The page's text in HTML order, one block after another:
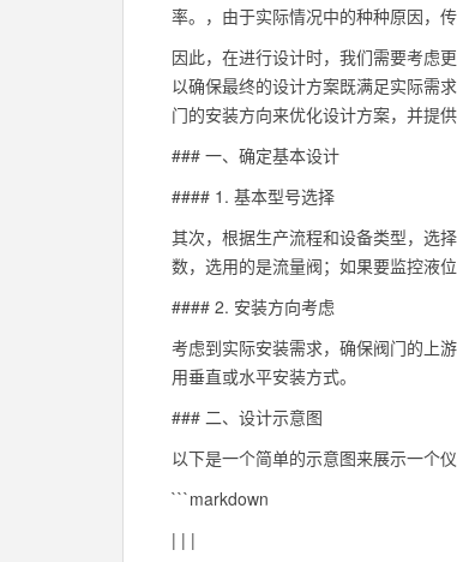
率。，由于实际情况中的种种原因，
因此，在进行设计时，我们需要考虑
以确保最终的设计方案既满足实际需
门的安装方向来优化设计方案，并提
### 一、确定基本设计
#### 1. 基本型号选择
其次，根据生产流程和设备类型，选
数，选用的是流量阀；如果要监控液
#### 2. 安装方向考虑
考虑到实际安装需求，确保阀门的上
用垂直或水平安装方式。
### 二、设计示意图
以下是一个简单的示意图来展示一个
```markdown
| | |